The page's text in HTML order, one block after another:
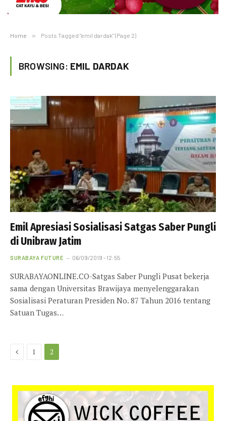
Home » Posts Tagged "emil dardak" (Page 2)
BROWSING: EMIL DARDAK
Emil Apresiasi Sosialisasi Satgas Saber Pungli
di Unibraw Jatim
SURABAYA FUTURE 06/09/2019 - 12:55
SURABAYAONLINE.CO-Satgas Saber Pungli Pusat bekerja
sama dengan Universitas Brawijaya menyelenggarakan
Sosialisasi Peraturan Presiden No. 87 Tahun 2016 tentang
Satuan Tugas…
Previous
1 2